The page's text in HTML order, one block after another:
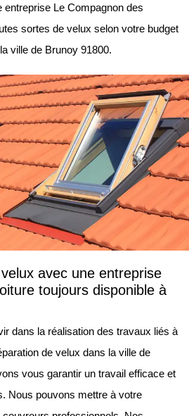
Le Compagnon des
sortes de velux selon votre budget
ville de Brunoy 91800.
avec une entreprise
toujours disponible à
dans la réalisation des travaux liés à
de velux dans la ville de
vous garantir un travail efficace et
Nous pouvons mettre à votre